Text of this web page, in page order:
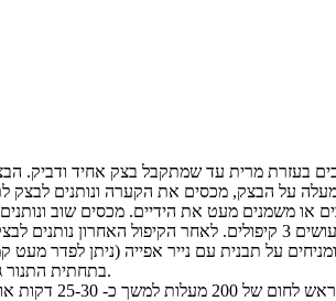
בתחתית התנור גם תבנית נוספת עם מים רותחים.